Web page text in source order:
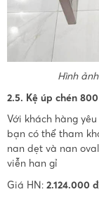
Hình
2.5. Kệ úp chén
Với khách hàng
bạn có thể tham
nan dẹt và nan
viễn han gỉ
Giá HN: 2.124.000